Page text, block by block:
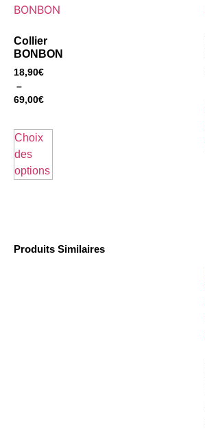
Collier
BONBON
18,90€
–
69,00€
Choix
des
options
Produits Similaires